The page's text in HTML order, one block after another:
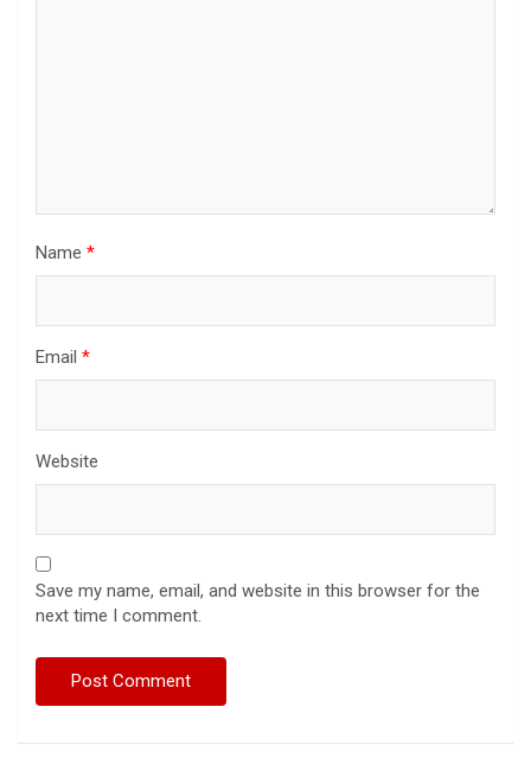
Name *
Email *
Website
Save my name, email, and website in this browser for the
next time I comment.